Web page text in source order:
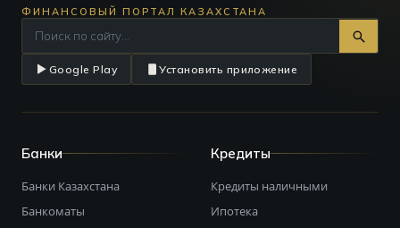
ФИНАНСОВЫЙ ПОРТАЛ КАЗАХСТАНА
Google Play Установить приложение
Банки
Банки Казахстана
Банкоматы
Кредиты
Кредиты наличными
Ипотека